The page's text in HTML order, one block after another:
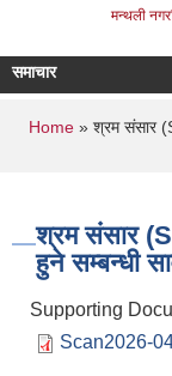
मन्थली
समाचार
You are
Home» श्रम संसार
श्रम संसार
हुने सम्बन्धी
Supporting
Scan2026-